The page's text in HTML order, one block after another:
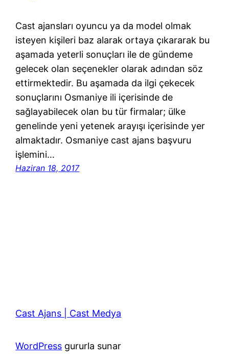
Cast ajansları oyuncu ya da model olmak
isteyen kişileri baz alarak ortaya çıkararak bu
aşamada yeterli sonuçları ile de gündeme
gelecek olan seçenekler olarak adından söz
ettirmektedir. Bu aşamada da ilgi çekecek
sonuçlarını Osmaniye ili içerisinde de
sağlayabilecek olan bu tür firmalar; ülke
genelinde yeni yetenek arayışı içerisinde yer
almaktadır. Osmaniye cast ajans başvuru
işlemini…
Haziran 18, 2017
Cast Ajans | Cast Medya
WordPress gururla sunar